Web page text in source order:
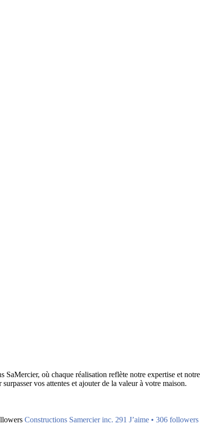
SaMercier, où chaque réalisation reflète notre expertise et
vos attentes et ajouter de la valeur à votre maison.
Constructions Samercier inc. 291 J’aime • 306 followers